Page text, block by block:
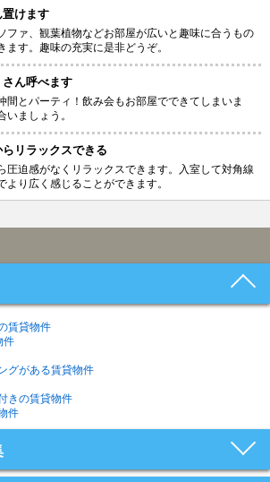
けます
ファ、観葉植物などお部屋が広いと趣味に合うもの
ます。趣味の充実に是非どうぞ。
ん呼べます
間とパーティ！飲み会もお部屋でできてしまいま
いましょう。
リラックスできる
圧迫感がなくリラックスできます。入室して対角線
より広く感じることができます。
賃貸物件
件
グがある賃貸物件
きの賃貸物件
件